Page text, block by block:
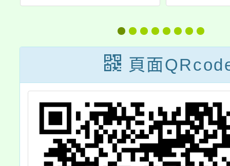
淨零行動家-113
年淨零綠生活教
育推廣課程」
廠環
頁面